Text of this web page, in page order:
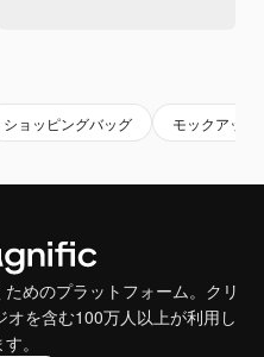
ショッピングバッグ モックアップ
めのプラットフォーム。クリ
を含む100万人以上が利用し
。